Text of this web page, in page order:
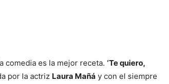
comedia es la mejor receta. ‘Te quiero,
por la actriz Laura Mañá y con el siempre